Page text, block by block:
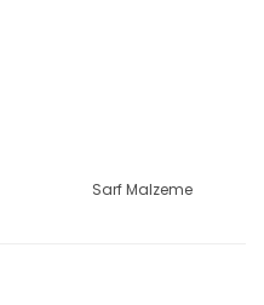
Sarf Malzeme